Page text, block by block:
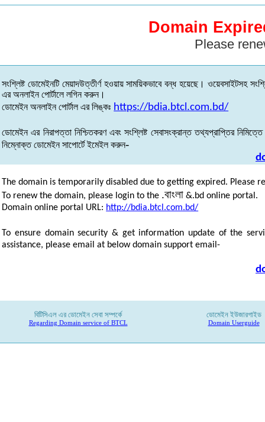
Domain
Please
সংশ্লিষ্ট ডোমেইনটি মেয়াদউত্তীর্ণ হওয়ায় সাময়িকভাবে বন্ধ হয়েছে। ওয়েবসাইটসহ
এর অনলাইন পোর্টালে লগিন করুন।
ডোমেইন অনলাইন পোর্টাল এর লিঙ্কঃ https://bdia.btcl.com.bd/
ডোমেইন এর নিরাপত্তা নিশ্চিতকরণ এবং সংশ্লিষ্ট সেবাসংক্রান্ত তথ্যপ্রাপ্তির নিমিত্তে
নিম্নোক্ত ডোমেইন সাপোর্টে ইমেইল করুন-
The domain is temporarily disabled due to getting expired. Please
To renew the domain, please login to the .বাংলা &.bd online portal.
Domain online portal URL: http://bdia.btcl.com.bd/
To ensure domain security & get information update of the
assistance, please email at below domain support email-
বিটিসিএল এর ডোমেইন সেবা সম্পর্কে
Regarding Domain service of BTCL
ডোমেইন ইউজারগাইড
Domain Userguide